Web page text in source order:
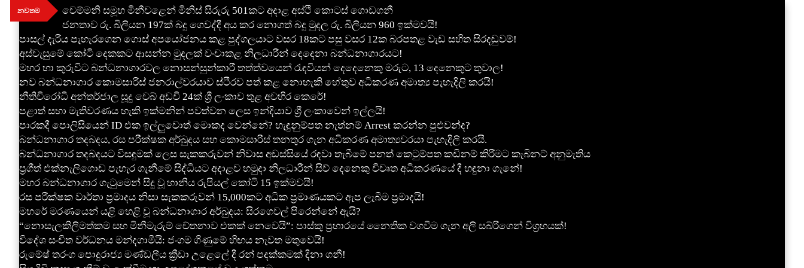
Skip
to
content
නවතම
චෙම්මනි සමූහ මිනීවළෙන් මිනිස් සිරුරු 501කට අදාළ අස්ථි කොටස් ගොඩගනී
ජනතාව රු. බිලියන 197ක් බදු ගෙවද්දී අය කර නොගත් බදු මුදල රු. බිලියන 960 ඉක්මවයි!
පාසල් දැරිය පැහැරගෙන ගොස් අපයෝජනය කළ පුද්ගලයාට වසර 18කට පසු වසර 12ක බරපතළ වැඩ සහිත සිරදඬුවම්!
අස්වැසුමේ කෝටි දෙකකට ආසන්න මුදලක් වංචාකළ නිලධාරීන් දෙදෙනා බන්ධනාගාරයට!
මහර හා කුරුවිට බන්ධනාගාරවල නොසන්සුන්කාරී තත්ත්වයෙන් රැඳවියන් දෙදෙනෙකු මරුට, 13 දෙනෙකුට තුවාල!
නව බන්ධනාගාර කොමසාරිස් ජනරාල්වරයාව ස්ථිරව පත් කළ නොහැකි හේතුව අධිකරණ අමාත්‍ය පැහැදිලි කරයි!
නීතිවිරෝධී අන්තර්ජාල සූදු වෙබ් අඩවි 24ක් ශ්‍රී ලංකාව තුළ අවහිර කෙරේ!
පළාත් සභා මැතිවරණය හැකි ඉක්මනින් පවත්වන ලෙස ඉන්දියාව ශ්‍රී ලංකාවෙන් ඉල්ලයි!
පාරකදී පොලිසියෙන් ID එක ඉල්ලුවොත් මොකද වෙන්නේ? හැඳුනුම්පත නැත්නම් Arrest කරන්න පුළුවන්ද?
බන්ධනාගාර තදබදය, රස පරීක්ෂක අර්බුදය සහ කොමසාරිස් තනතුර ගැන අධිකරණ අමාත්‍යවරයා පැහැදිලි කරයි.
බන්ධනාගාර තදබදයට විසඳුමක් ලෙස සැකකරුවන් නිවාස අඩස්සියේ රඳවා තැබීමේ පනත් කෙටුම්පත කඩිනම් කිරීමට කැබිනට් අනුමැතිය
ප්‍රගීත් එක්නැලිගොඩ පැහැර ගැනීමේ සිද්ධියට අදාළව හමුදා නිලධාරීන් සිව් දෙනෙකු විවෘත අධි­ක­ර­ණ­යේ දී හඳුනා ගැනේ!
මහර බන්ධනාගාර ගැටුමෙන් සිදු වූ හානිය රුපියල් කෝටි 15 ඉක්මවයි!
රස පරීක්ෂක වාර්තා ප්‍රමාදය නිසා සැකකරුවන් 15,000කට අධික ප්‍රමාණයකට ඇප ලැබීම ප්‍රමාදයි!
මහරේ මරණයෙන් යළි හෙළි වූ බන්ධනාගාර අර්බුදය: සිරගෙවල් පිරෙන්නේ ඇයි?
“නොසැලකිලිමත්කම සහ මිනීමැරුම් චේතනාව එකක් නෙවෙයි”: පාස්කු ප්‍රහාරයේ නෛතික වගවීම ගැන අලි සබ්රිගෙන් විග්‍රහයක්!
විදේශ සංචිත වර්ධනය මන්දගාමීයි: ජංගම ගිණුමේ හිඟය නැවත මතුවෙයි!
රුමේෂ් තරංග පොදුරාජ්‍ය මණ්ඩලීය ක්‍රීඩා උළෙලේ දී රන් පදක්කමක් දිනා ගනී!